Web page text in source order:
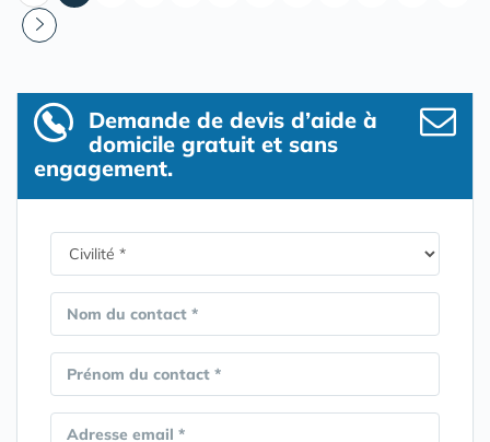
Demande de devis d’aide à
domicile gratuit et sans
engagement.
Nom du contact *
Prénom du contact *
Adresse email *